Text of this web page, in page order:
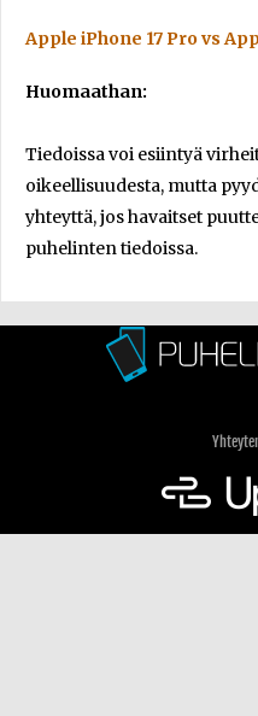
Apple iPhone 17 Pro vs
Huomaathan:
Tiedoissa voi esiintyä
oikeellisuudesta, mutta
yhteyttä, jos havaitset
puhelinten tiedoissa.